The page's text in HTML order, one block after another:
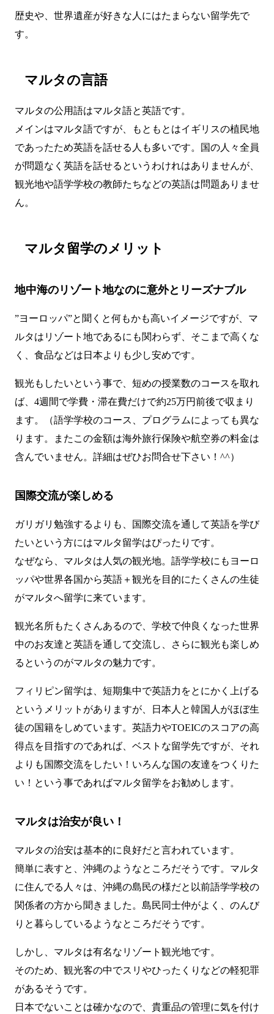
歴史や、世界遺産が好きな人にはたまらない留学先で
す。
マルタの言語
マルタの公用語はマルタ語と英語です。
メインはマルタ語ですが、もともとはイギリスの植民地
であったため英語を話せる人も多いです。国の人々全員
が問題なく英語を話せるというわけれはありませんが、
観光地や語学学校の教師たちなどの英語は問題ありませ
ん。
マルタ留学のメリット
地中海のリゾート地なのに意外とリーズナブル
”ヨーロッパ”と聞くと何もかも高いイメージですが、マ
ルタはリゾート地であるにも関わらず、そこまで高くな
く、食品などは日本よりも少し安めです。
観光もしたいという事で、短めの授業数のコースを取れ
ば、4週間で学費・滞在費だけで約25万円前後で収まり
ます。（語学学校のコース、プログラムによっても異な
ります。またこの金額は海外旅行保険や航空券の料金は
含んでいません。詳細はぜひお問合せ下さい！^^）
国際交流が楽しめる
ガリガリ勉強するよりも、国際交流を通して英語を学び
たいという方にはマルタ留学はぴったりです。
なぜなら、マルタは人気の観光地。語学学校にもヨーロ
ッパや世界各国から英語＋観光を目的にたくさんの生徒
がマルタへ留学に来ています。
観光名所もたくさんあるので、学校で仲良くなった世界
中のお友達と英語を通して交流し、さらに観光も楽しめ
るというのがマルタの魅力です。
フィリピン留学は、短期集中で英語力をとにかく上げる
というメリットがありますが、日本人と韓国人がほぼ生
徒の国籍をしめています。英語力やTOEICのスコアの高
得点を目指すのであれば、ベストな留学先ですが、それ
よりも国際交流をしたい！いろんな国の友達をつくりた
い！という事であればマルタ留学をお勧めします。
マルタは治安が良い！
マルタの治安は基本的に良好だと言われています。
簡単に表すと、沖縄のようなところだそうです。マルタ
に住んでる人々は、沖縄の島民の様だと以前語学学校の
関係者の方から聞きました。島民同士仲がよく、のんび
りと暮らしているようなところだそうです。
しかし、マルタは有名なリゾート観光地です。
そのため、観光客の中でスリやひったくりなどの軽犯罪
があるそうです。
日本でないことは確かなので、貴重品の管理に気を付け